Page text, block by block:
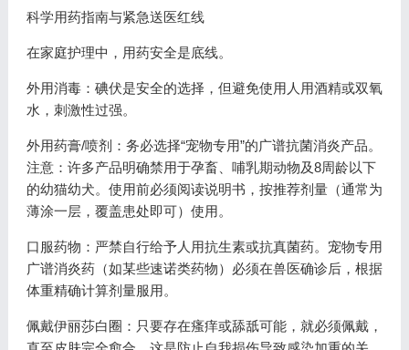
科学用药指南与紧急送医红线
在家庭护理中，用药安全是底线。
外用消毒：碘伏是安全的选择，但避免使用人用酒精或双氧
水，刺激性过强。
外用药膏/喷剂：务必选择“宠物专用”的广谱抗菌消炎产品。
注意：许多产品明确禁用于孕畜、哺乳期动物及8周龄以下
的幼猫幼犬。使用前必须阅读说明书，按推荐剂量（通常为
薄涂一层，覆盖患处即可）使用。
口服药物：严禁自行给予人用抗生素或抗真菌药。宠物专用
广谱消炎药（如某些速诺类药物）必须在兽医确诊后，根据
体重精确计算剂量服用。
佩戴伊丽莎白圈：只要存在瘙痒或舔舐可能，就必须佩戴，